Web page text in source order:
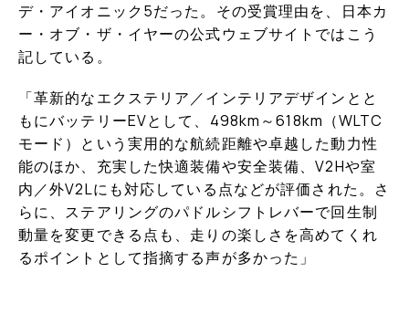
デ・アイオニック5だった。その受賞理由を、日本カ
ー・オブ・ザ・イヤーの公式ウェブサイトではこう
記している。
「革新的なエクステリア／インテリアデザインとと
もにバッテリーEVとして、498km～618km（WLTC
モード）という実用的な航続距離や卓越した動力性
能のほか、充実した快適装備や安全装備、V2Hや室
内／外V2Lにも対応している点などが評価された。さ
らに、ステアリングのパドルシフトレバーで回生制
動量を変更できる点も、走りの楽しさを高めてくれ
るポイントとして指摘する声が多かった」